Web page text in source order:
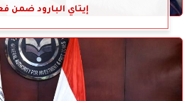
إيتاي البارود ضمن